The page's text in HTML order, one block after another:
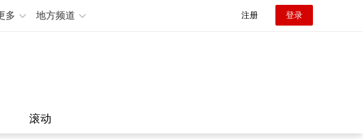
多 地方频道 注册 登录
滚动